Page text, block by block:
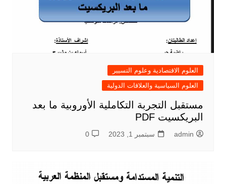
العلوم الاقتصادية وعلوم التسيير
العلوم السياسية والعلاقات الدولية
مستقبل التجربة التكاملية الأوروبية ما بعد
البريكسيت PDF
admin سبتمبر 1, 2023 0